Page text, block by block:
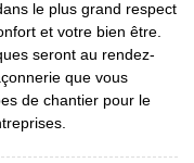
le plus grand respect
et votre bien être.
seront au rendez-
que vous
de chantier pour le